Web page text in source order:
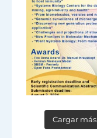
Cargar más